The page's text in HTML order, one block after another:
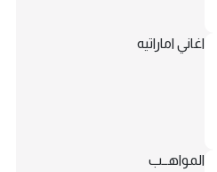
اغاني اماراتيه
المواهــب